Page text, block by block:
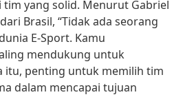
yang solid. Menurut Gabriel
Brasil, “Tidak ada seorang
E-Sport. Kamu
mendukung untuk
itu, penting untuk memilih tim
dalam mencapai tujuan